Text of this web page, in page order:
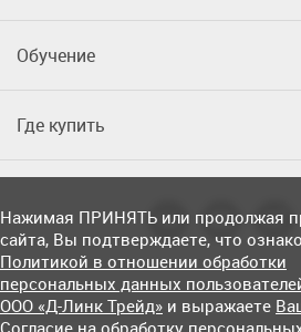
Обучение
Где купить
Нажимая ПРИНЯТЬ или продолжая
сайта, Вы подтверждаете, что
Политикой в отношении обработки
персональных данных
ООО «Д-Линк Трейд» и выражаете
Согласие на обработку